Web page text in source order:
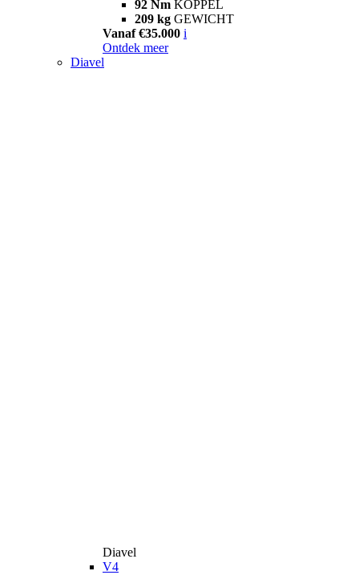
92 Nm KOPPEL
209 kg GEWICHT
Vanaf €35.000 i
Ontdek meer
Diavel
Diavel
V4